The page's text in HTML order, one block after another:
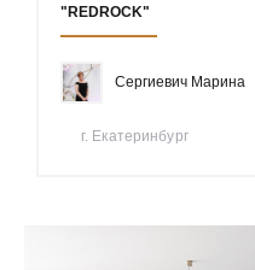
"REDROCK"
Сергиевич Марина
г. Екатеринбург